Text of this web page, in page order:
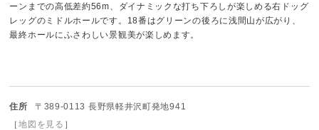
ーンまでの高低差約56m、ダイナミックな打ち下ろしが楽しめる右ドッグ
レッグのミドルホールです。18番はグリーンの後ろに浅間山が広がり、
最終ホールにふさわしい景観美が楽しめます。
住所
〒389-0113 長野県軽井沢町発地941
［地図を見る ］